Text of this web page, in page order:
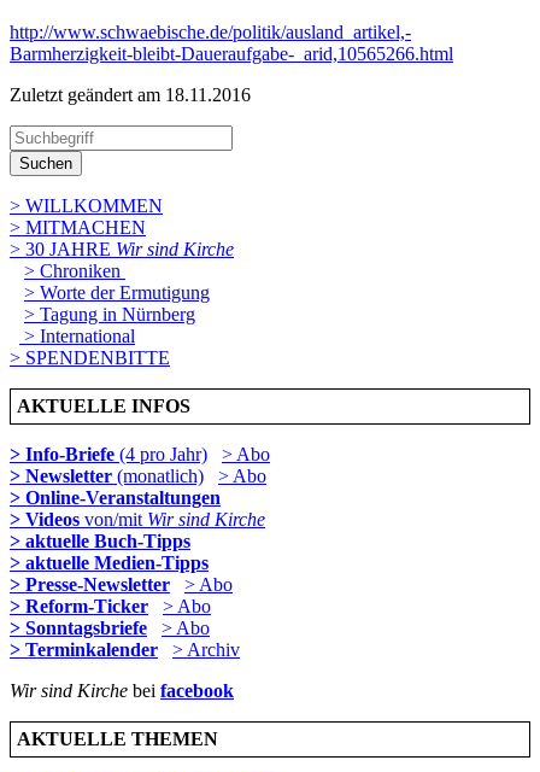
http://www.schwaebische.de/politik/ausland_artikel,-
Barmherzigkeit-bleibt-Daueraufgabe-_arid,10565266.html
Zuletzt geändert am 18­.11.2016
Suchen
> WILLKOMMEN
> MITMACHEN
> 30 JAHRE Wir sind Kirche
> Chroniken
> Worte der Ermutigung
> Tagung in Nürnberg
> International
> SPENDENBITTE
AKTUELLE INFOS
> Info-Briefe (4 pro Jahr)
> Abo
> Newsletter (monatlich)
> Abo
> Online-Veranstaltungen
> Videos von/mit Wir sind Kirche
> aktuelle Buch-Tipps
> aktuelle Medien-Tipps
> Presse-Newsletter
> Abo
> Reform-Ticker
> Abo
> Sonntagsbriefe
> Abo
> Terminkalender
> Archiv
Wir sind Kirche bei facebook
AKTUELLE THEMEN